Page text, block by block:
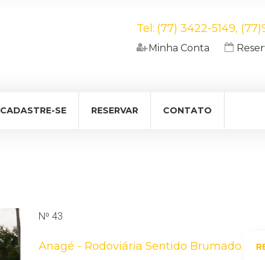
Tel: (77) 3422-5149,
Minha Conta
CADASTRE-SE RESERVAR CONTATO
Nº 43
Anagé - Rodoviária Sentido Brumado